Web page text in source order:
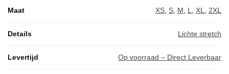
Maat XS S M L XL 2XL
Details Lichte stretch
Levertijd Op voorraad – Direct Leverbaar